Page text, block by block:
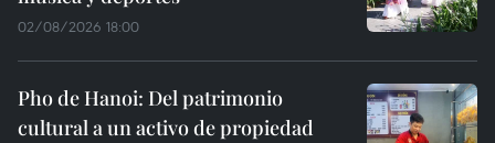
02/08/2026 18:00
Pho de Hanoi: Del patrimonio
cultural a un activo de propiedad